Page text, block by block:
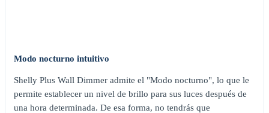
Modo nocturno intuitivo
Shelly Plus Wall Dimmer admite el "Modo nocturno", lo que le
permite establecer un nivel de brillo para sus luces después de
una hora determinada. De esa forma, no tendrás que